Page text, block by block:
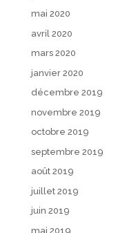
mai 2020
avril 2020
mars 2020
janvier 2020
décembre 2019
novembre 2019
octobre 2019
septembre 2019
août 2019
juillet 2019
juin 2019
mai 2019